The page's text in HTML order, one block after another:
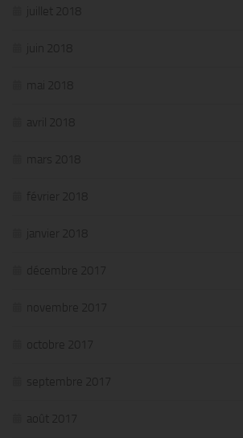
juillet 2018
juin 2018
mai 2018
avril 2018
mars 2018
février 2018
janvier 2018
décembre 2017
novembre 2017
octobre 2017
septembre 2017
août 2017